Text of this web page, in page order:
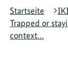
Startseite
Trapped or
context…